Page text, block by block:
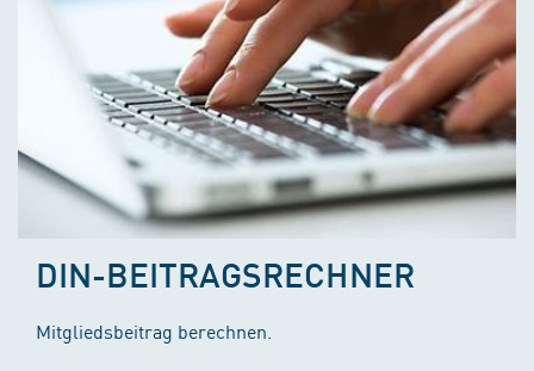
DIN-BEITRAGSRECHNER
Mitgliedsbeitrag berechnen.